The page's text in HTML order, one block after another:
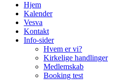
Hjem
Kalender
Vesva
Kontakt
Info-sider
Hvem er vi?
Kirkelige handlinger
Medlemskab
Booking test